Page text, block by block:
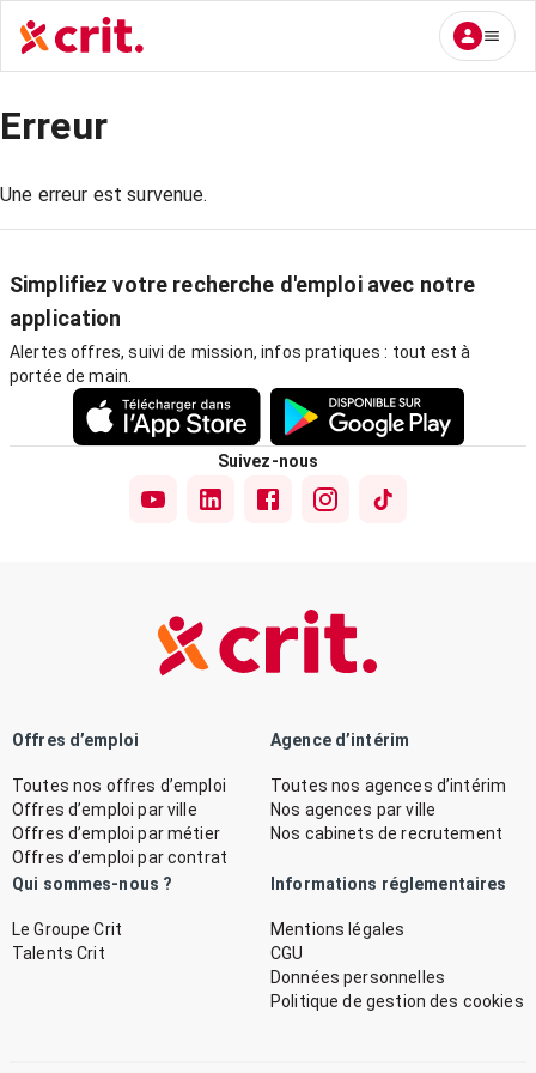
Erreur
Une erreur est survenue.
Simplifiez votre recherche d'emploi avec notre
application
Alertes offres, suivi de mission, infos pratiques : tout est à
portée de main.
Suivez-nous
Offres d’emploi
Toutes nos offres d’emploi
Offres d’emploi par ville
Offres d’emploi par métier
Offres d’emploi par contrat
Agence d’intérim
Toutes nos agences d’intérim
Nos agences par ville
Nos cabinets de recrutement
Qui sommes-nous ?
Le Groupe Crit
Talents Crit
Informations réglementaires
Mentions légales
CGU
Données personnelles
Politique de gestion des cookies